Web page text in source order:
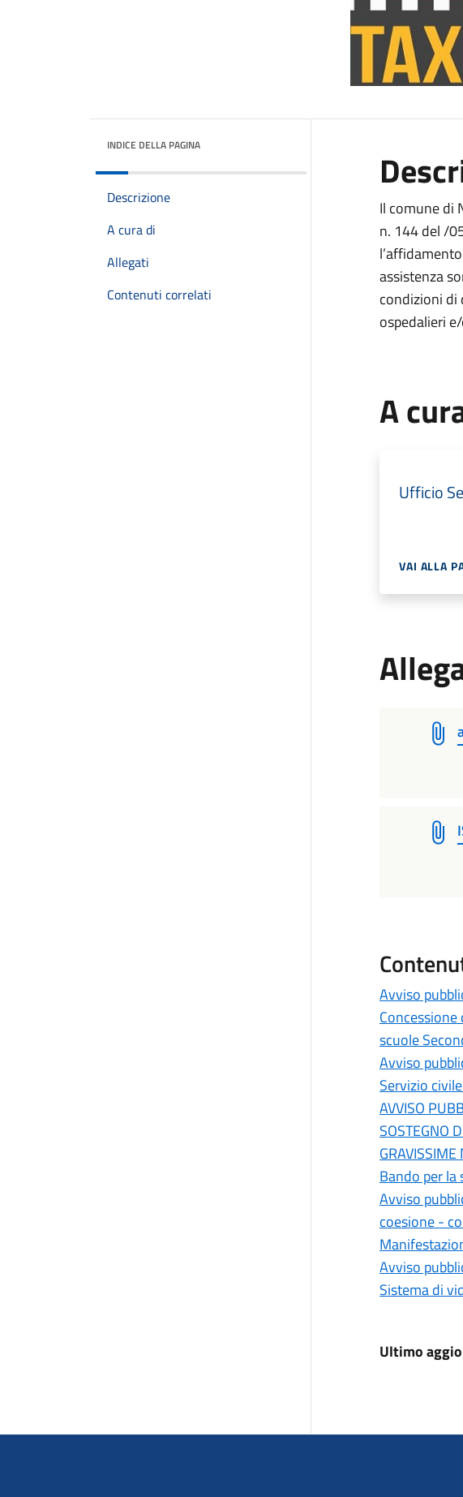
INDICE DELLA PAGINA
Descrizione
A cura di
Allegati
Contenuti correlati
Il comune di
n. 144 del /
assistenza
condizioni di
ospedalieri
A
Ufficio
VAI ALLA
Avviso
scuole
Avviso
Servizio
AVVISO
SOSTEGNO
Bando per
Avviso
coesione -
Avviso
Sistema di
Ultimo